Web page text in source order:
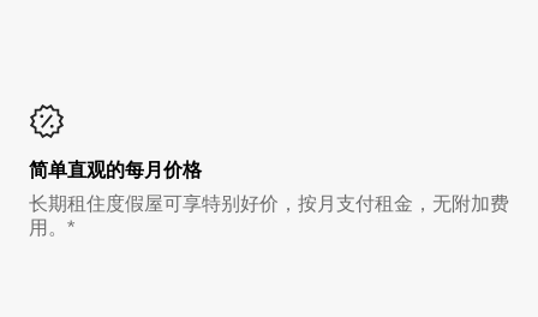
简单直观的每月价格
长期租住度假屋可享特别好价，按月支付租金，无附加费
用。*